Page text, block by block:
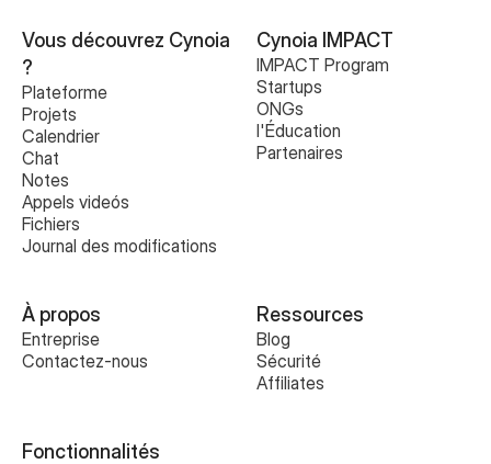
Vous découvrez Cynoia
?
Plateforme
Projets
Calendrier
Chat
Notes
Appels videós
Fichiers
Journal des modifications
Cynoia IMPACT
IMPACT Program
Startups
ONGs
l'Éducation
Partenaires
À propos
Entreprise
Contactez-nous
Ressources
Blog
Sécurité
Affiliates
Fonctionnalités